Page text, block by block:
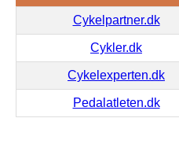
Cykelpartner.dk
Cykler.dk
Cykelexperten.dk
Pedalatleten.dk